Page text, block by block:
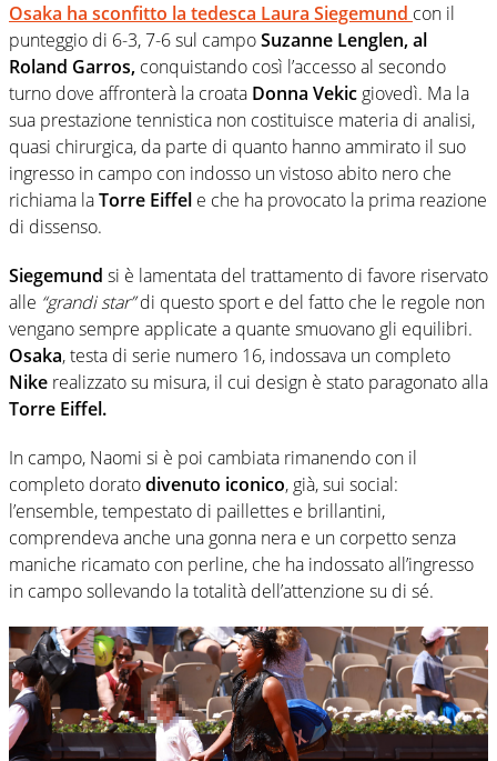
Osaka ha sconfitto la tedesca Laura Siegemund con il
punteggio di 6-3, 7-6 sul campoSuzanne Lenglen, al
Roland Garros, conquistando così l’accesso al secondo
turno dove affronterà la croata Donna Vekic giovedì. Ma la
sua prestazione tennistica non costituisce materia di analisi,
quasi chirurgica, da parte di quanto hanno ammirato il suo
ingresso in campo con indosso un vistoso abito nero che
richiama laTorre Eiffel e che ha provocato la prima reazione
di dissenso.
Siegemund si è lamentata del trattamento di favore riservato
alle “grandi star”di questo sport e del fatto che le regole non
vengano sempre applicate a quante smuovano gli equilibri.
Osaka, testa di serie numero 16, indossava un completo
Nike realizzato su misura, il cui design è stato paragonato alla
Torre Eiffel.
In campo, Naomi si è poi cambiata rimanendo con il
completo doratodivenuto iconico, già, sui social:
l’ensemble, tempestato di paillettes e brillantini,
comprendeva anche una gonna nera e un corpetto senza
maniche ricamato con perline, che ha indossato all’ingresso
in campo sollevando la totalità dell’attenzione su di sé.